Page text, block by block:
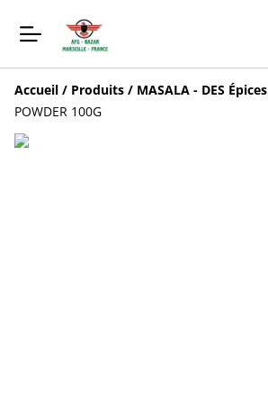
Accueil / Produits / MASALA - DES Épices
POWDER 100G